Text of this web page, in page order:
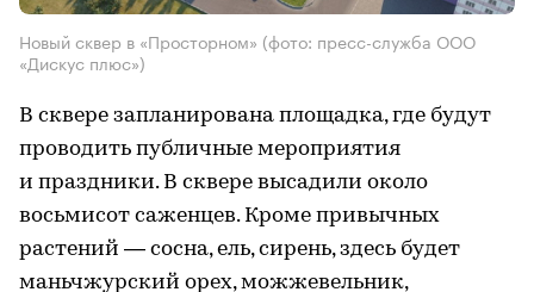
Новый сквер в «Просторном» (фото: пресс-служба ООО
«Дискус плюс»)
В сквере запланирована площадка, где будут
проводить публичные мероприятия
и праздники. В сквере высадили около
восьмисот саженцев. Кроме привычных
растений — сосна, ель, сирень, здесь будет
маньчжурский орех, можжевельник,